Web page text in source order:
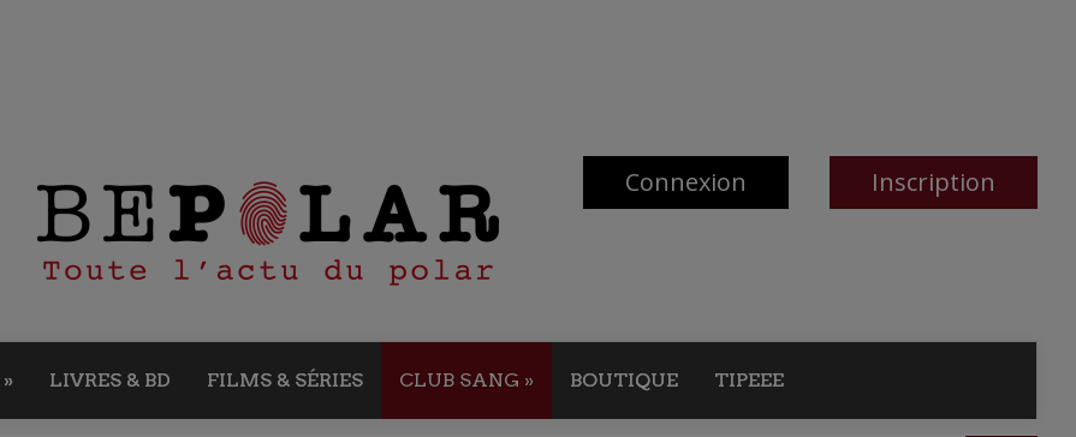
Connexion Inscription
» LIVRES & BD FILMS & SÉRIES CLUB SANG » BOUTIQUE TIPEEE